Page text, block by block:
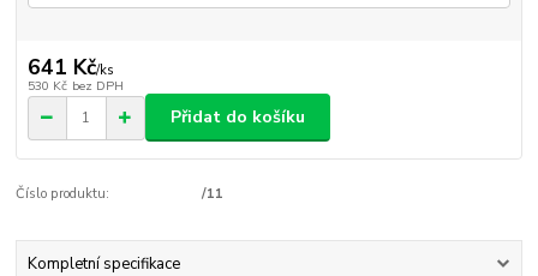
641 Kč/ks
530 Kč bez DPH
Přidat do košíku
Číslo produktu: /11
Kompletní specifikace